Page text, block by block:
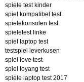
spiele test kinder
spiel kompatibel test
spielekonsolen test
spieletest linke
spiel laptop test
testspiel leverkusen
spiel love test
spiel loyang test
spiele laptop test 2017